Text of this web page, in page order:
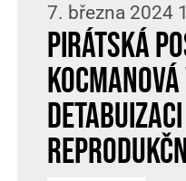
7. března 2024
Pirátská